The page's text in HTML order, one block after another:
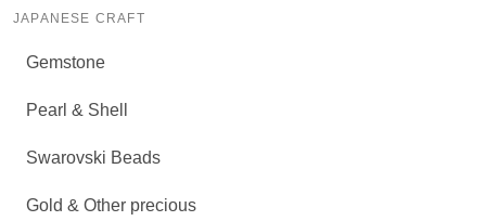
JAPANESE CRAFT
Gemstone
Pearl & Shell
Swarovski Beads
Gold & Other precious